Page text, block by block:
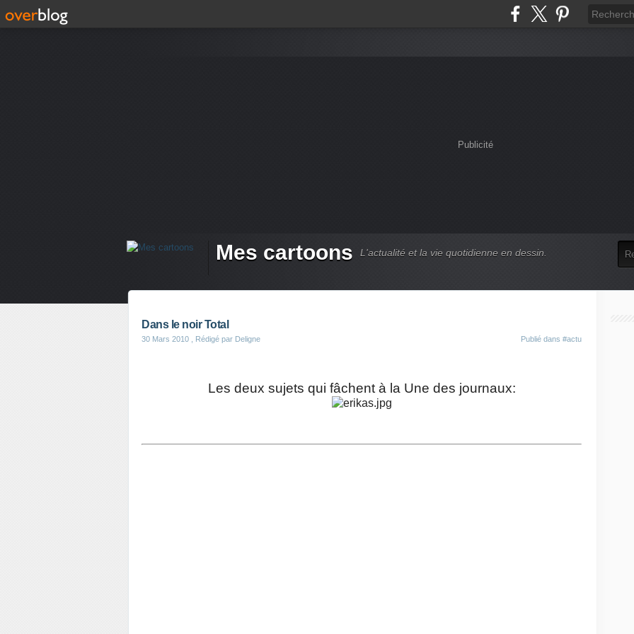
Publicité
Mes cartoons L'actualité et la vie quotidienne en dessin.
Dans le noir Total
30 Mars 2010 , Rédigé par Deligne Publié dans #actu
Les deux sujets qui fâchent à la Une des journaux: